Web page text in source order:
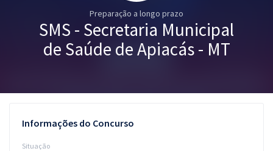
Graduação
Preparação a longo prazo
SMS - Secretaria Municipal
de Saúde de Apiacás - MT
Informações do Concurso
Situação